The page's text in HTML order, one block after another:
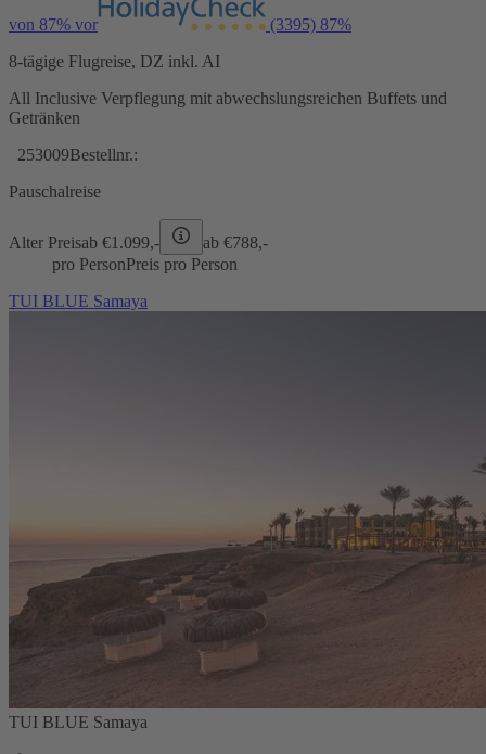
von 87% vor (3395) 87%
8-tägige Flugreise, DZ inkl. AI
All Inclusive Verpflegung mit abwechslungsreichen Buffets und
Getränken
253009Bestellnr.:
Pauschalreise
Alter Preisab €1.099,- ab €788,-
pro PersonPreis pro Person
TUI BLUE Samaya
TUI BLUE Samaya